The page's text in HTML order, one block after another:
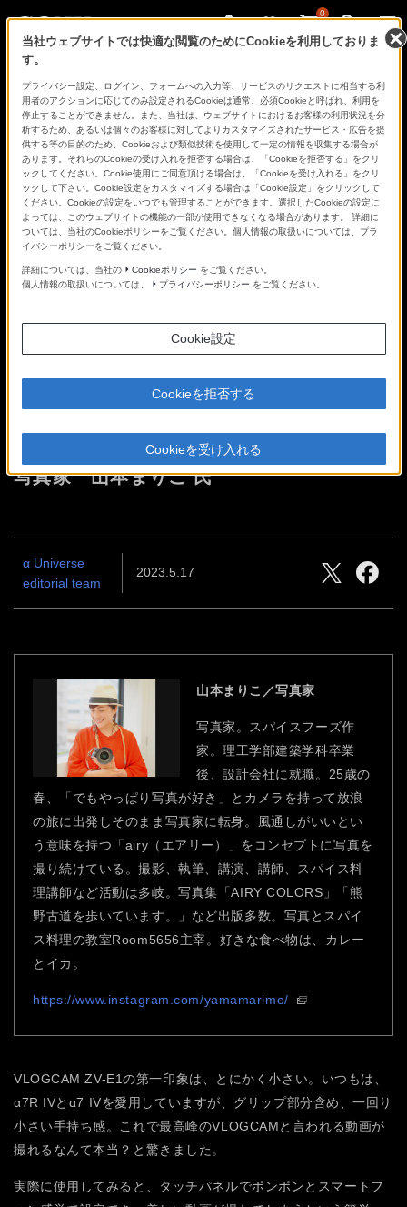
0
あ、
見
た
こ
と
の
な
い
世
界
へ。
α
Universe
VLOGCAM ZV-E1で紡ぐ物語
写真家 山本まりこ 氏
α Universe
editorial team
2023.5.17
山本まりこ／写真家
写真家。スパイスフーズ作
家。理工学部建築学科卒業
後、設計会社に就職。25歳の
春、「でもやっぱり写真が好き」とカメラを持って放浪
の旅に出発しそのまま写真家に転身。風通しがいいとい
う意味を持つ「airy（エアリー）」をコンセプトに写真を
撮り続けている。撮影、執筆、講演、講師、スパイス料
理講師など活動は多岐。写真集「AIRY COLORS」「熊
野古道を歩いています。」など出版多数。写真とスパイ
ス料理の教室Room5656主宰。好きな食べ物は、カレー
とイカ。
https://www.instagram.com/yamamarimo/
VLOGCAM ZV-E1の第一印象は、とにかく小さい。いつもは、
α7R IVとα7 IVを愛用していますが、グリップ部分含め、一回り
小さい手持ち感。これで最高峰のVLOGCAMと言われる動画が
撮れるなんて本当？と驚きました。
実際に使用してみると、タッチパネルでポンポンとスマートフ
当社ウェブサイトでは快適な閲覧のためにCookieを利用しておりま
す。
プライバシー設定、ログイン、フォームへの入力等、サービスのリクエストに相当する利
用者のアクションに応じてのみ設定されるCookieは通常、必須Cookieと呼ばれ、利用を
停止することができません。また、当社は、ウェブサイトにおけるお客様の利用状況を分
析するため、あるいは個々のお客様に対してよりカスタマイズされたサービス・広告を提
供する等の目的のため、Cookieおよび類似技術を使用して一定の情報を収集する場合が
あります。それらのCookieの受け入れを拒否する場合は、「Cookieを拒否する」をクリ
ックしてください。Cookie使用にご同意頂ける場合は、「Cookieを受け入れる」をクリ
ックして下さい。Cookie設定をカスタマイズする場合は「Cookie設定」をクリックして
ください。Cookieの設定をいつでも管理することができます。選択したCookieの設定に
よっては、このウェブサイトの機能の一部が使用できなくなる場合があります。 詳細に
ついては、当社のCookieポリシーをご覧ください。個人情報の取扱いについては、プラ
イバシーポリシーをご覧ください。
詳細については、当社の Cookieポリシー をご覧ください。
個人情報の取扱いについては、
プライバシーポリシー をご覧ください。
Cookie設定
Cookieを拒否する
Cookieを受け入れる